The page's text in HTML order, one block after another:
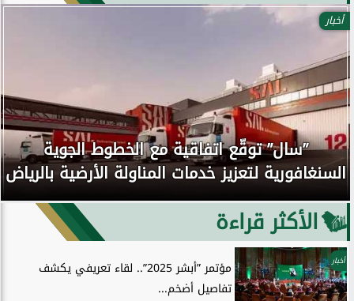
أخبار
”سال” توقّع اتفاقية مع الخطوط الجوية
السنغافورية لتعزيز خدمات المناولة الأرضية بالرياض
الأكثر قراءة
أخبار
مؤتمر ”أبشر 2025”.. لقاء تعريفي يكشف
تفاصيل أضخم...